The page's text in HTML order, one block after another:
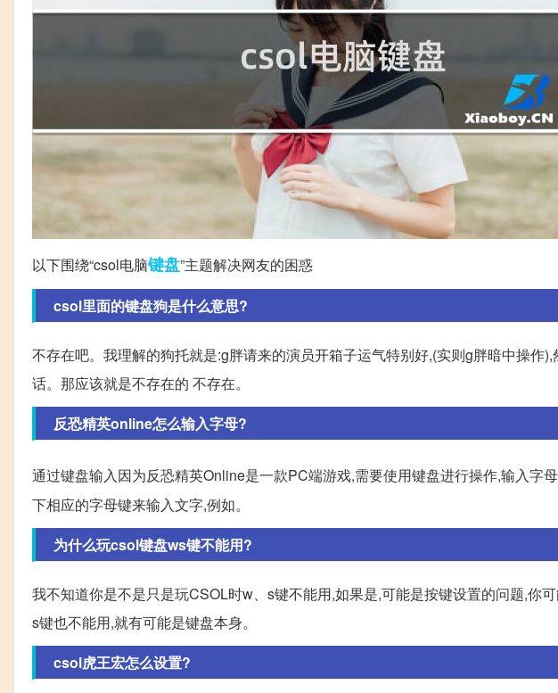
以下围绕“csol电脑键盘”主题解决网友的困惑
csol里面的键盘狗是什么意思?
不存在吧。我理解的狗托就是:g胖请来的演员开箱子运气特别好,(实则g胖暗中操作
话。那应该就是不存在的 不存在。
反恐精英online怎么输入字母?
通过键盘输入因为反恐精英Online是一款PC端游戏,需要使用键盘进行操作,输入字
下相应的字母键来输入文字,例如。
为什么玩csol键盘ws键不能用?
我不知道你是不是只是玩CSOL时w、s键不能用,如果是,可能是按键设置的问题,你
s键也不能用,就有可能是键盘本身。
csol虎王宏怎么设置?